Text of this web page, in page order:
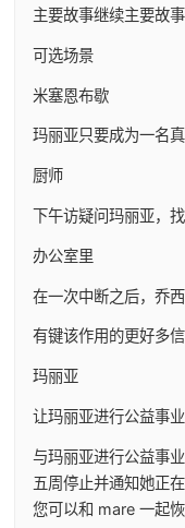
主要故事继续主要故
可选场景
米塞恩布歇
玛丽亚只要成为一名
厨师
下午访疑问玛丽亚，
办公室里
在一次中断之后，乔
有键该作用的更好多
玛丽亚
让玛丽亚进行公益事
与玛丽亚进行公益事
五周停止并通知她正
您可以和 mare 一起恢